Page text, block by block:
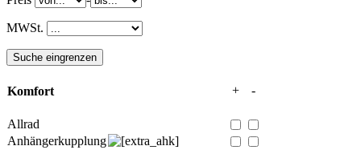
MWSt.
Komfort + -
Allrad
Anhängerkupplung